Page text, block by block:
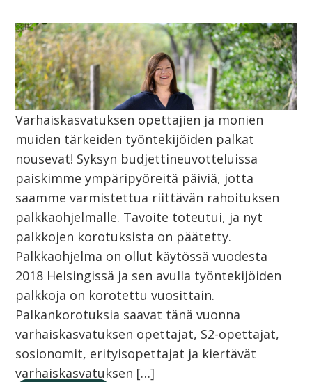
Varhaiskasvatuksen opettajien ja monien
muiden tärkeiden työntekijöiden palkat
nousevat! Syksyn budjettineuvotteluissa
paiskimme ympäripyöreitä päiviä, jotta
saamme varmistettua riittävän rahoituksen
palkkaohjelmalle. Tavoite toteutui, ja nyt
palkkojen korotuksista on päätetty.
Palkkaohjelma on ollut käytössä vuodesta
2018 Helsingissä ja sen avulla työntekijöiden
palkkoja on korotettu vuosittain.
Palkankorotuksia saavat tänä vuonna
varhaiskasvatuksen opettajat, S2-opettajat,
sosionomit, erityisopettajat ja kiertävät
varhaiskasvatuksen […]